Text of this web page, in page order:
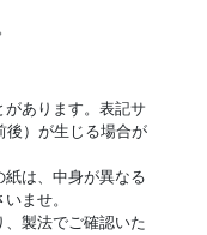
があります。表記サ
後）が生じる場合が
は、中身が異なる
ませ。
製法でご確認いた